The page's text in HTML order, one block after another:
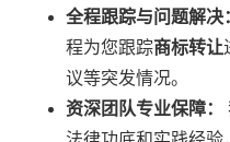
全程跟踪与问题解决
程为您跟踪商标转让
议等突发情况。
资深团队专业保障：